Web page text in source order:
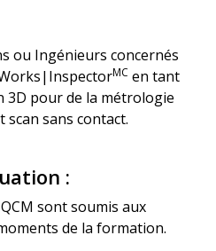
ou Ingénieurs concernés
MC en tant
3D pour de la métrologie
sans contact.
:
sont soumis aux
de la formation.